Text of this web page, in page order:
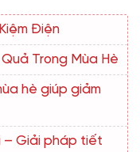
Điện
Trong Mùa Hè
hè giúp giảm
– Giải pháp tiết